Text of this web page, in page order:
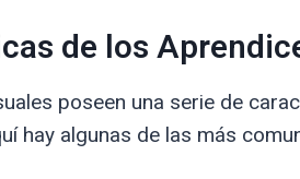
de los
poseen una serie de
hay algunas de las más